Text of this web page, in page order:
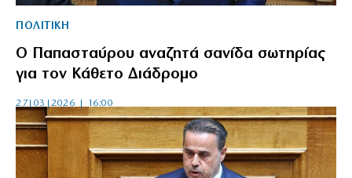
ΠΟΛΙΤΙΚΗ
Ο Παπασταύρου αναζητά σανίδα σωτηρίας
για τον Κάθετο Διάδρομο
27|03|2026 | 16:00